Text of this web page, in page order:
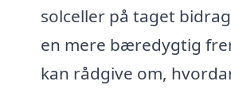
solceller på taget
en mere bæredygtig
kan rådgive om,